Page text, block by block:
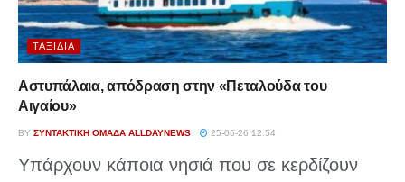
ΤΑΞΊΔΙΑ
Αστυπάλαια, απόδραση στην «Πεταλούδα του
Αιγαίου»
BY ΣΥΝΤΑΚΤΙΚΉ ΟΜΆΔΑ ALLDAYNEWS 25-06-26 12:54
Υπάρχουν κάποια νησιά που σε κερδίζουν